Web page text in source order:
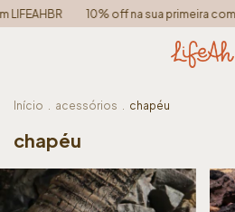
10% off na sua primeira compra
Início . acessórios . chapéu
chapéu